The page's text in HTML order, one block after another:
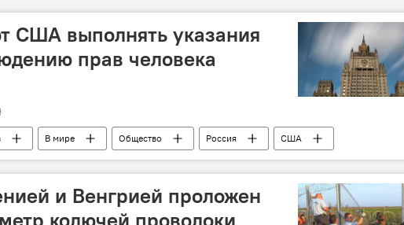
США выполнять указания
прав человека
В мире Общество Россия
США
мигранты усыновление заявление
насилие
и Венгрией проложен